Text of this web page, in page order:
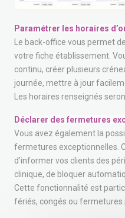
Paramétrer les horaires
Le back-office vous permet
votre fiche établissement.
continu, créer plusieurs
journée, mettre à jour
Les horaires renseignés
Déclarer des fermetures
Vous avez également la
fermetures exceptionnelles.
d’informer vos clients des
clinique, de bloquer
Cette fonctionnalité est
fériés, congés ou fermetures